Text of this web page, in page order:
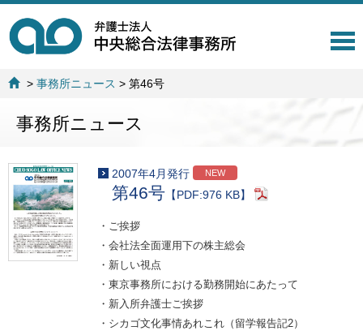
T
>事務所ニュース >第46号
事務所ニュース
2007年4月発行 NEW
第46号 【PDF:976 KB】
・ご挨拶
・会社法全面運用下の株主総会
・新しい視点
・東京事務所における勤務開始にあたって
・新入所弁護士ご挨拶
・シカゴ文化事情あれこれ（留学報告記2）